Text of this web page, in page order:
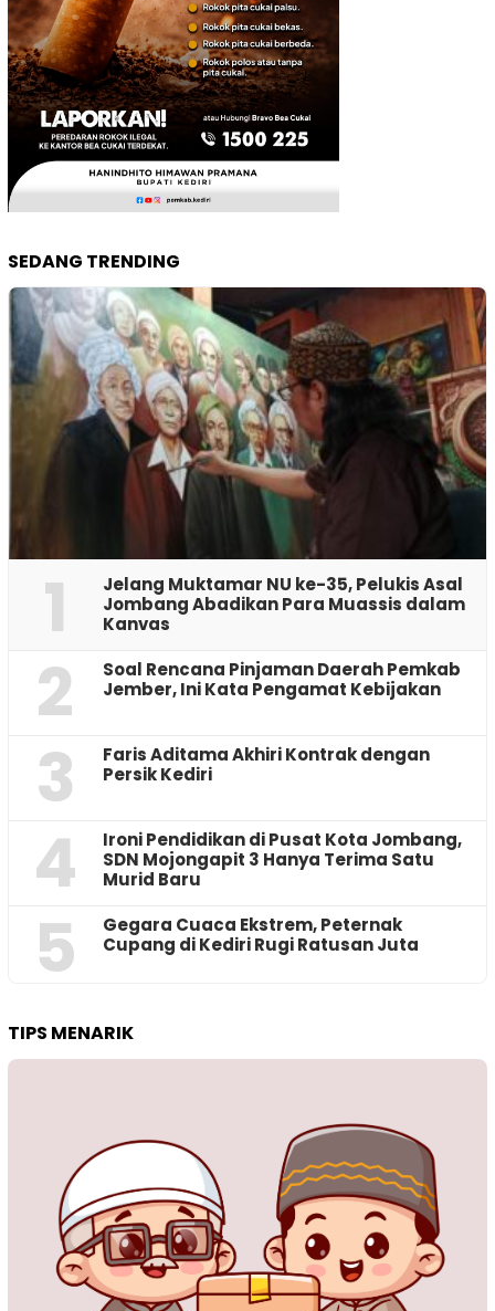
SEDANG TRENDING
1
Jelang Muktamar NU ke-35, Pelukis Asal
Jombang Abadikan Para Muassis dalam
Kanvas
2
‎Soal Rencana Pinjaman Daerah Pemkab
Jember, Ini Kata Pengamat Kebijakan ‎
3
Faris Aditama Akhiri Kontrak dengan
Persik Kediri
4
Ironi Pendidikan di Pusat Kota Jombang,
SDN Mojongapit 3 Hanya Terima Satu
Murid Baru
5
‎Gegara Cuaca Ekstrem, Peternak
Cupang di Kediri Rugi Ratusan Juta
TIPS MENARIK